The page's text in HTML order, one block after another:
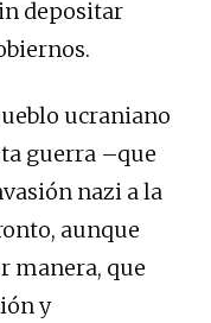
depositar
ucraniano
guerra –que
nazi a la
aunque
manera, que
y